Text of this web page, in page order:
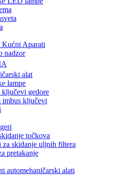
Kućni Aparati
nadzor
alat
lampe
ključevi gedore
ključevi
točkova
skidanje uljnih filtera
pretakanje
automehaničarski alati